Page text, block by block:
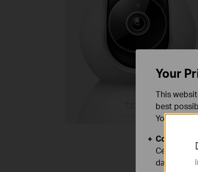
Your
This
best
You can
Cookies
Ces
dans vos